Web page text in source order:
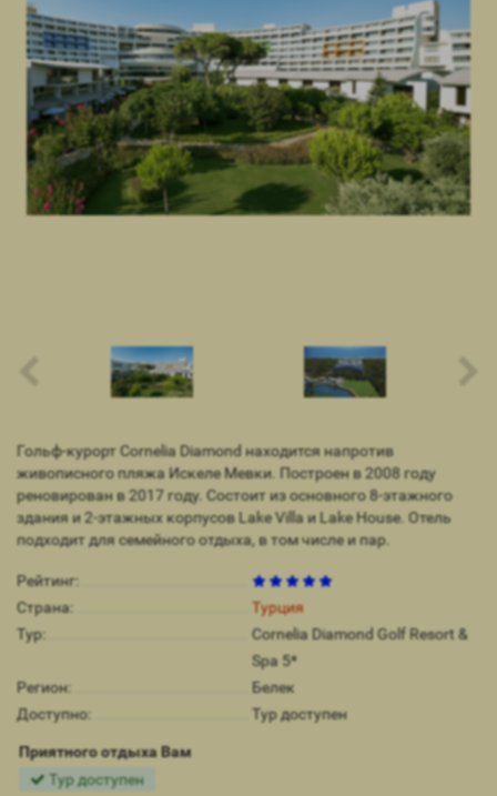
Гольф-курорт Cornelia Diamond находится напротив
живописного пляжа Искеле Мевки. Построен в 2008 году
реновирован в 2017 году. Состоит из основного 8-этажного
здания и 2-этажных корпусов Lake Villa и Lake House. Отель
подходит для семейного отдыха, в том числе и пар.
Рейтинг:
Страна:
Турция
Тур:
Cornelia Diamond Golf Resort &
Spa 5*
Регион:
Белек
Доступно:
Тур доступен
Приятного отдыха Вам
Тур доступен